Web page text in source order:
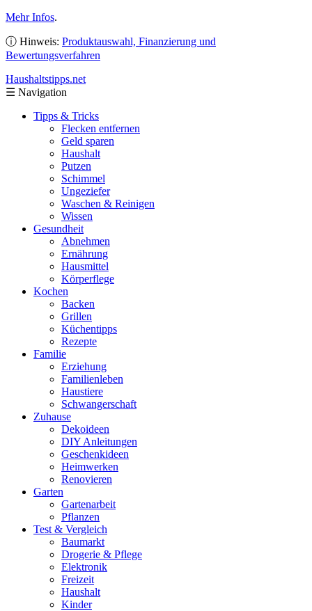
Mehr Infos.
ⓘ Hinweis: Produktauswahl, Finanzierung und
Bewertungsverfahren
Haushaltstipps.net
☰ Navigation
Tipps & Tricks
Flecken entfernen
Geld sparen
Haushalt
Putzen
Schimmel
Ungeziefer
Waschen & Reinigen
Wissen
Gesundheit
Abnehmen
Ernährung
Hausmittel
Körperflege
Kochen
Backen
Grillen
Küchentipps
Rezepte
Familie
Erziehung
Familienleben
Haustiere
Schwangerschaft
Zuhause
Dekoideen
DIY Anleitungen
Geschenkideen
Heimwerken
Renovieren
Garten
Gartenarbeit
Pflanzen
Test & Vergleich
Baumarkt
Drogerie & Pflege
Elektronik
Freizeit
Haushalt
Kinder